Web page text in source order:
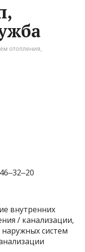
отопления,
внутренних
/ канализации,
систем